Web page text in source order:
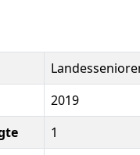
2019
1